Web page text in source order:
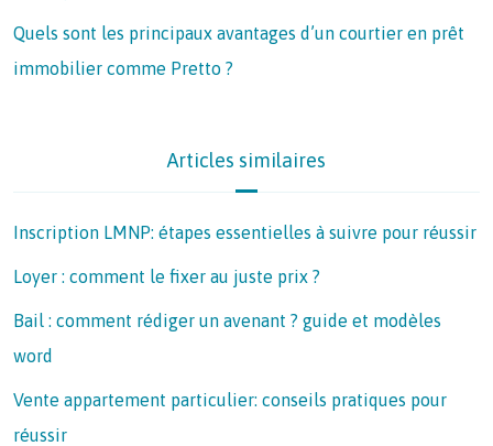
Quels sont les principaux avantages d’un courtier en prêt
immobilier comme Pretto ?
Articles similaires
Inscription LMNP: étapes essentielles à suivre pour réussir
Loyer : comment le fixer au juste prix ?
Bail : comment rédiger un avenant ? guide et modèles
word
Vente appartement particulier: conseils pratiques pour
réussir